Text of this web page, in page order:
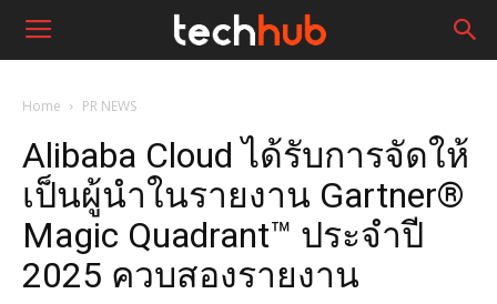
Home PR NEWS
Alibaba Cloud ได้รับการจัดให้
เป็นผู้นำในรายงาน Gartner®
Magic Quadrant™ ประจำปี
2025 ควบสองรายงาน